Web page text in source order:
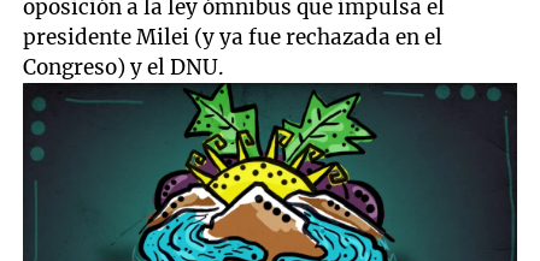
oposición a la ley ómnibus que impulsa el
presidente Milei (y ya fue rechazada en el
Congreso) y el DNU.